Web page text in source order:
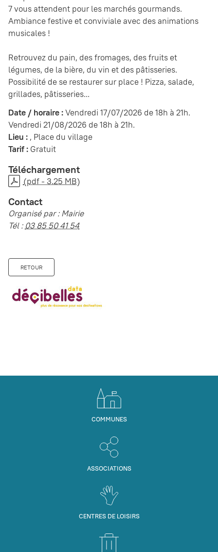
7 vous attendent pour les marchés gourmands.
Ambiance festive et conviviale avec des animations
musicales !
Retrouvez du pain, des fromages, des fruits et
légumes, de la bière, du vin et des pâtisseries.
Possibilité de se restaurer sur place ! Pizza, salade,
grillades, pâtisseries...
Date / horaire :Vendredi 17/07/2026 de 18h à 21h.
Vendredi 21/08/2026 de 18h à 21h.
Lieu : , Place du village
Tarif : Gratuit
Téléchargement
(pdf - 3.25 MB)
Contact
Organisé par : Mairie
Tél : 03 85 50 41 54
RETOUR
COMMUNES
ASSOCIATIONS
CENTRES DE LOISIRS